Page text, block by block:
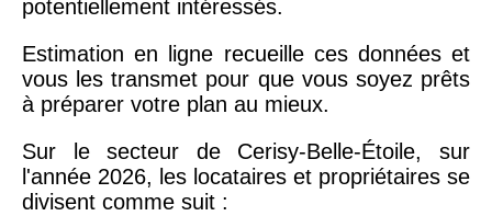
potentiellement intéressés.
Estimation en ligne recueille ces données et
vous les transmet pour que vous soyez prêts
à préparer votre plan au mieux.
Sur le secteur de Cerisy-Belle-Étoile, sur
l'année 2026, les locataires et propriétaires se
divisent comme suit :